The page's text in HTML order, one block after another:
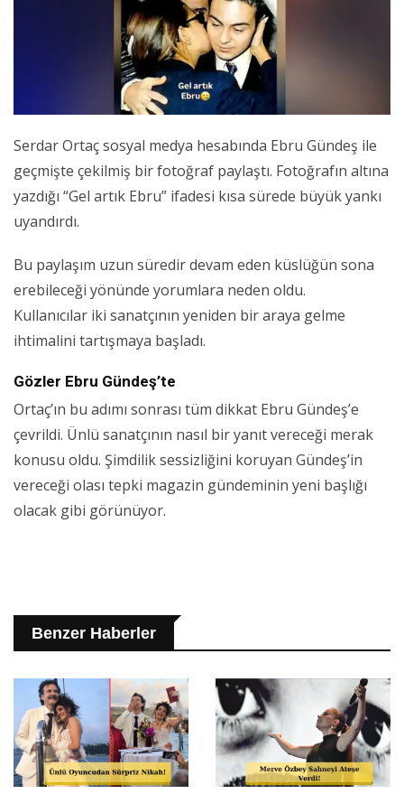
Serdar Ortaç sosyal medya hesabında Ebru Gündeş ile
geçmişte çekilmiş bir fotoğraf paylaştı. Fotoğrafın altına
yazdığı “Gel artık Ebru” ifadesi kısa sürede büyük yankı
uyandırdı.
Bu paylaşım uzun süredir devam eden küslüğün sona
erebileceği yönünde yorumlara neden oldu.
Kullanıcılar iki sanatçının yeniden bir araya gelme
ihtimalini tartışmaya başladı.
Gözler Ebru Gündeş’te
Ortaç’ın bu adımı sonrası tüm dikkat Ebru Gündeş’e
çevrildi. Ünlü sanatçının nasıl bir yanıt vereceği merak
konusu oldu. Şimdilik sessizliğini koruyan Gündeş’in
vereceği olası tepki magazin gündeminin yeni başlığı
olacak gibi görünüyor.
Benzer Haberler